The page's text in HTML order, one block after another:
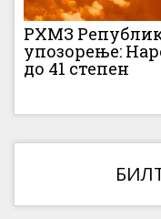
РХМЗ
упозорење:
до 41 степен